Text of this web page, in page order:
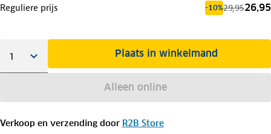
Reguliere prijs -10%29,9526,95
Plaats in winkelmand
Alleen online
Verkoop en verzending door R2B Store